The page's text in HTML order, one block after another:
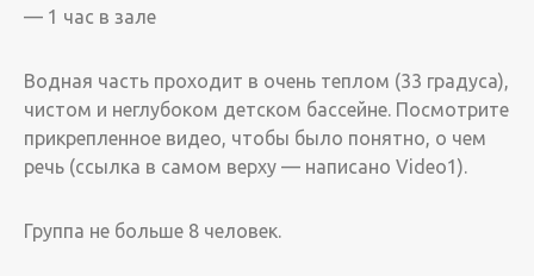
— 1 час в зале
Водная часть проходит в очень теплом (33 градуса),
чистом и неглубоком детском бассейне. Посмотрите
прикрепленное видео, чтобы было понятно, о чем
речь (ссылка в самом верху — написано Video1).
Группа не больше 8 человек.